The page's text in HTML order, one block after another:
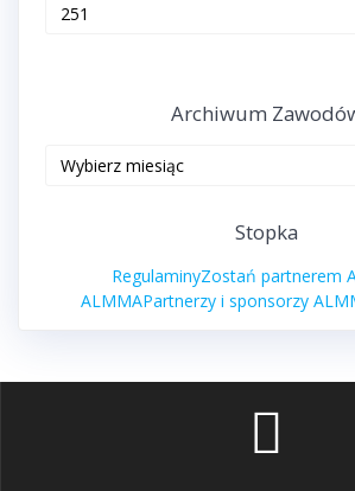
Archiwum
Stopka
RegulaminyZostań partnerem
ALMMAPartnerzy i sponsorzy